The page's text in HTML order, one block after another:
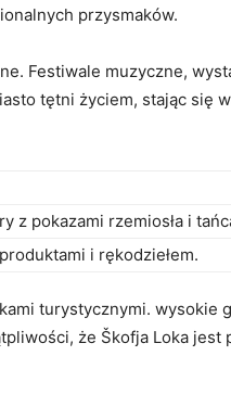
przysmaków.
Festiwale muzyczne,
tętni życiem, stając się
z pokazami rzemiosła i
i ‌rękodziełem.
turystycznymi. wysokie
że Škofja Loka jest